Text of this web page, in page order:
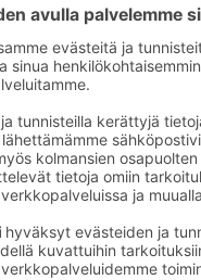
ja -emulsiot